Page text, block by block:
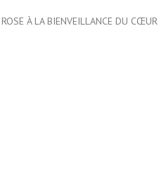
À LA BIENVEILLANCE DU CŒUR